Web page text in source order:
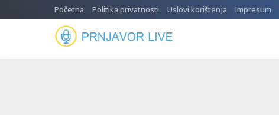
Početna Politika privatnosti Uslovi korištenja Impresum